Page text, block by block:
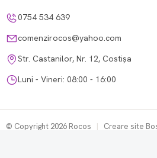
0754 534 639
comenzirocos@yahoo.com
Str. Castanilor, Nr. 12, Costișa
Luni - Vineri: 08:00 - 16:00
© Copyright 2026 Rocos | Creare site